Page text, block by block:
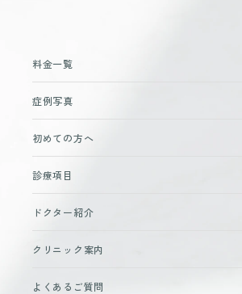
料金一覧
症例写真
初めての方へ
診療項目
ドクター紹介
クリニック案内
よくあるご質問